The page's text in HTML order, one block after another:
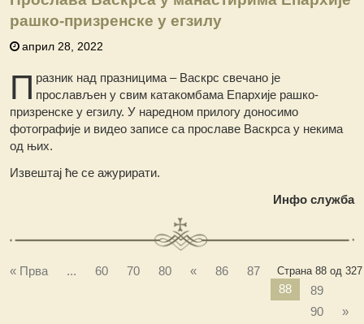
рашко-призренске у егзилу
април 28, 2022
П разник над празницима – Васкрс свечано је
прослављен у свим катакомбама Епархије рашко-
призренске у егзилу. У наредном прилогу доносимо
фотографије и видео записе са прославе Васкрса у некима
од њих.
Извештај ће се ажурирати.
Инфо служба
Страна 88 од 327
« Прва ... 60 70 80 « 86
87
88
89
90
»